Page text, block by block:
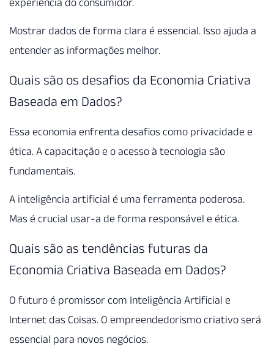
experiência do consumidor.
Mostrar dados de forma clara é essencial. Isso ajuda a
entender as informações melhor.
Quais são os desafios da Economia Criativa
Baseada em Dados?
Essa economia enfrenta desafios como privacidade e
ética. A capacitação e o acesso à tecnologia são
fundamentais.
A inteligência artificial é uma ferramenta poderosa.
Mas é crucial usar-a de forma responsável e ética.
Quais são as tendências futuras da
Economia Criativa Baseada em Dados?
O futuro é promissor com Inteligência Artificial e
Internet das Coisas. O empreendedorismo criativo será
essencial para novos negócios.